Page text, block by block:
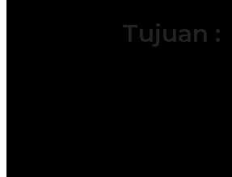
Tujuan :